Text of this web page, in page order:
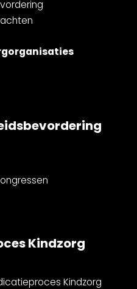
Kindzorg
Kindzorg